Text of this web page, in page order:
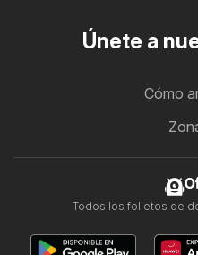
Únete a
Cómo
Todos los folletos de